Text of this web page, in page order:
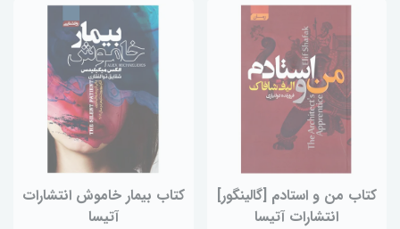
کتاب من و استادم [گالینگور]
انتشارات آتیسا
کتاب بیمار خاموش انتشارات
آتیسا